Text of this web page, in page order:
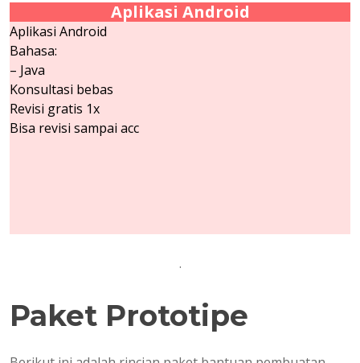
Aplikasi Android
Aplikasi Android
Bahasa:
– Java
Konsultasi bebas
Revisi gratis 1x
Bisa revisi sampai acc
.
Paket Prototipe